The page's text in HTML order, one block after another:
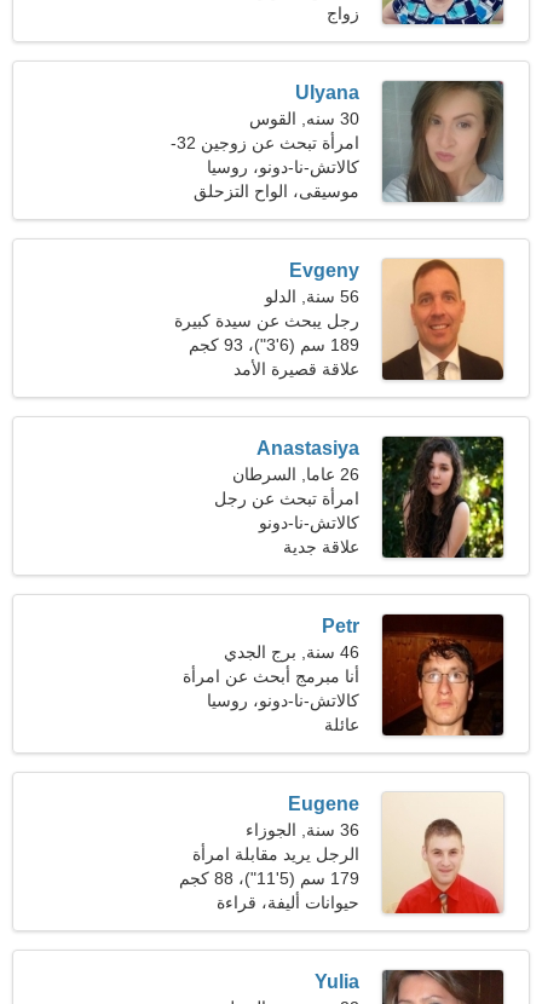
زواج
Ulyana
30 سنه, القوس
امرأة تبحث عن زوجين 32-
41
كالاتش-نا-دونو، روسيا
موسيقى، الواح التزحلق
Evgeny
56 سنة, الدلو
رجل يبحث عن سيدة كبيرة
189 سم (6'3")، 93 كجم
(205 رطلا)
علاقة قصيرة الأمد
Anastasiya
26 عاما, السرطان
امرأة تبحث عن رجل
كالاتش-نا-دونو
علاقة جدية
Petr
46 سنة, برج الجدي
أنا مبرمج أبحث عن امرأة
رائعة
كالاتش-نا-دونو، روسيا
عائلة
Eugene
36 سنة, الجوزاء
الرجل يريد مقابلة امرأة
179 سم (5'11")، 88 كجم
(194 رطلا)
حيوانات أليفة، قراءة
Yulia